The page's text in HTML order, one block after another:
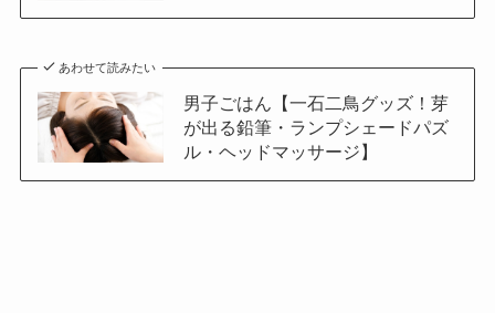
あわせて読みたい
男子ごはん【一石二鳥グッズ！芽
が出る鉛筆・ランプシェードパズ
ル・ヘッドマッサージ】